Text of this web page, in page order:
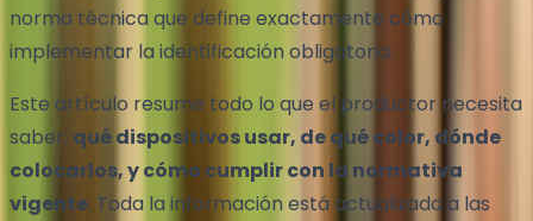
norma técnica que define exactamente cómo
implementar la identificación obligatoria.
Este artículo resume todo lo que el productor necesita
saber: qué dispositivos usar, de qué color, dónde
colocarlos, y cómo cumplir con la normativa
vigente. Toda la información está actualizada a las